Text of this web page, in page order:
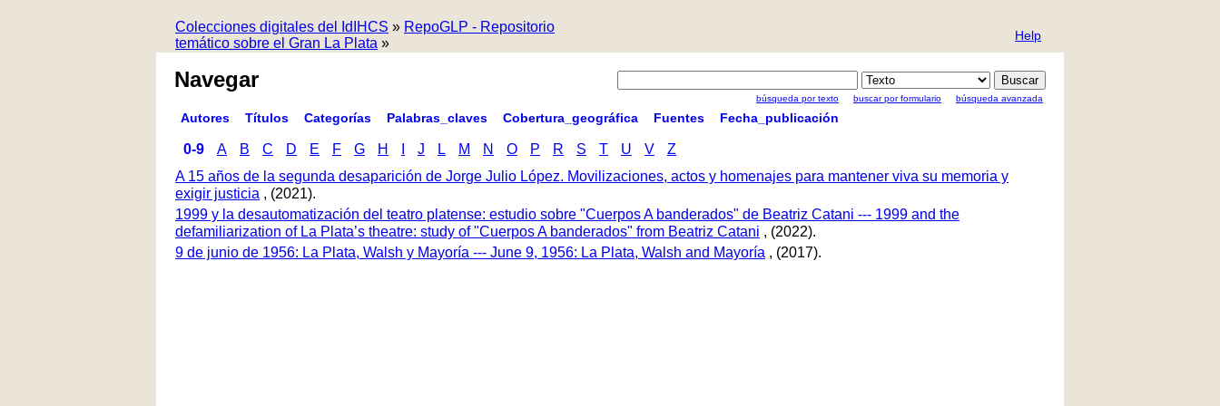
Colecciones digitales del IdIHCS » RepoGLP - Repositorio
temático sobre el Gran La Plata » Help
Navegar
búsqueda por texto buscar por formulario búsqueda avanzada
Autores Títulos Categorías Palabras_claves Cobertura_geográfica Fuentes Fecha_publicación
0-9 A B C D E F G H J L M N O P R S T U V
Z
A 15 años de la segunda desaparición de Jorge Julio López. Movilizaciones, actos y homenajes para mantener viva su memoria y
exigir justicia , (2021).
1999 y la desautomatización del teatro platense: estudio sobre "Cuerpos A banderados" de Beatriz Catani --- 1999 and the
defamiliarization of La Plata’s theatre: study of "Cuerpos A banderados" from Beatriz Catani , (2022).
9 de junio de 1956: La Plata, Walsh y Mayoría --- June 9, 1956: La Plata, Walsh and Mayoría , (2017).